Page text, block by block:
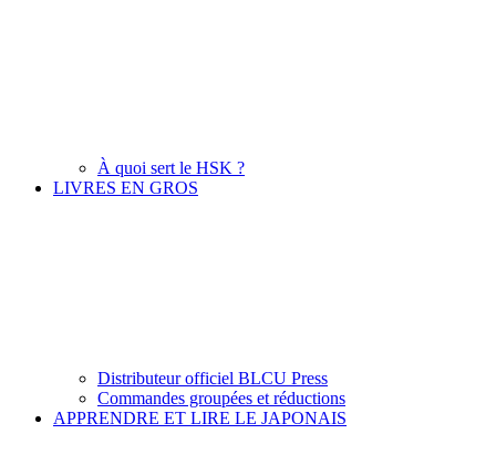
À quoi sert le HSK ?
LIVRES EN GROS
Distributeur officiel BLCU Press
Commandes groupées et réductions
APPRENDRE ET LIRE LE JAPONAIS